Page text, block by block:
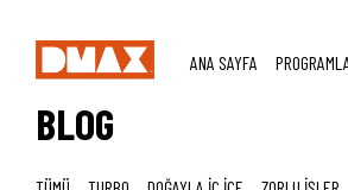
ANA SAYFA
BLOG